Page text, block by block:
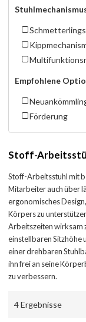
Empfohlene
Förderung
Stoff-
Stoff-Arbeitsstuhl mit
Mitarbeiter auch über
ergonomisches
Körpers zu
Arbeitszeiten wirksam
einstellbaren Sitzhöhe
einer drehbaren
ihn frei an seine
zu verbessern.
4 Ergebnisse